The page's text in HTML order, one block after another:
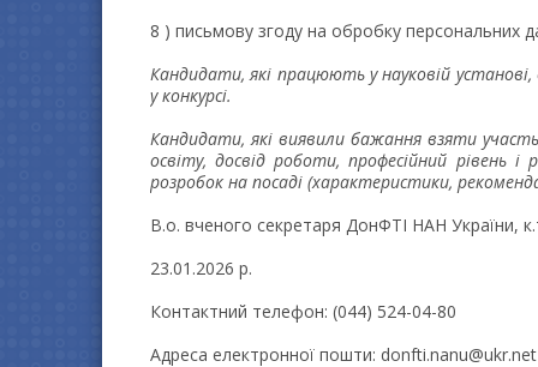
8 ) письмову згоду на обробку персональних
Кандидати, які працюють у науковій
у конкурсі.
Кандидати, які виявили бажання взяти
освіту, досвід роботи, професійний рівень
розробок на посаді (характеристики,
В.о. вченого секретаря ДонФТІ НАН
23.01.2026 р.
Контактний телефон: (044) 524-04-80
Адреса електронної пошти: donfti.nanu@ukr.net